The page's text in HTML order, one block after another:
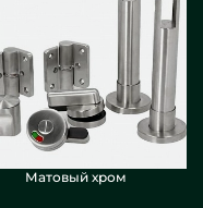
Матовый хром